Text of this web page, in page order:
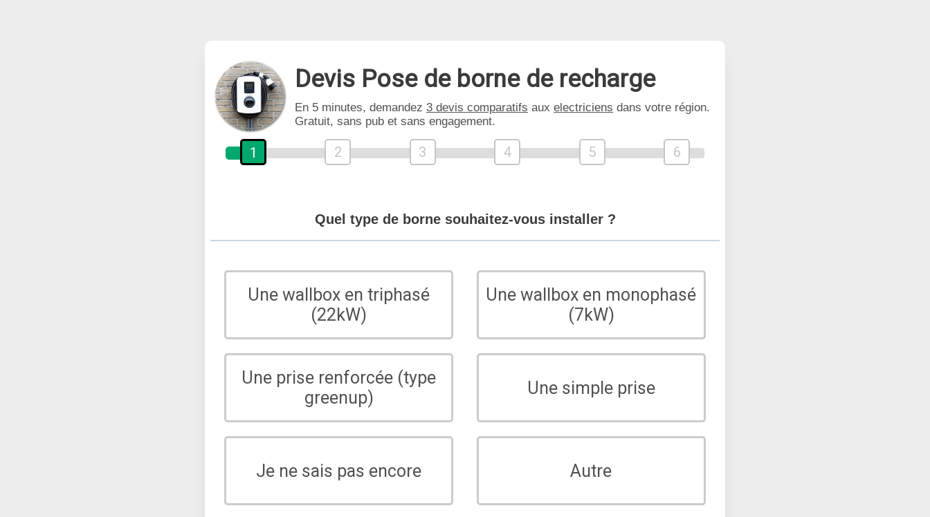
Devis Pose de borne de recharge
En 5 minutes, demandez 3 devis comparatifs aux electriciens dans votre région.
Gratuit, sans pub et sans engagement.
1 2 3 4 5 6
Quel type de borne souhaitez-vous installer ?
Une wallbox en triphasé
(22kW)
Une wallbox en monophasé
(7kW)
Une prise renforcée (type
greenup)
Une simple prise
Je ne sais pas encore Autre